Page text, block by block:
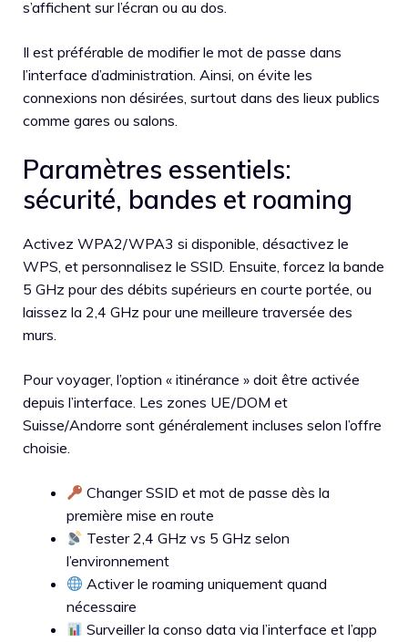
s’affichent sur l’écran ou au dos.
Il est préférable de modifier le mot de passe dans
l’interface d’administration. Ainsi, on évite les
connexions non désirées, surtout dans des lieux publics
comme gares ou salons.
Paramètres essentiels:
sécurité, bandes et roaming
Activez WPA2/WPA3 si disponible, désactivez le
WPS, et personnalisez le SSID. Ensuite, forcez la bande
5 GHz pour des débits supérieurs en courte portée, ou
laissez la 2,4 GHz pour une meilleure traversée des
murs.
Pour voyager, l’option « itinérance » doit être activée
depuis l’interface. Les zones UE/DOM et
Suisse/Andorre sont généralement incluses selon l’offre
choisie.
Changer SSID et mot de passe dès la
première mise en route
Tester 2,4 GHz vs 5 GHz selon
l’environnement
Activer le roaming uniquement quand
nécessaire
Surveiller la conso data via l’interface et l’app